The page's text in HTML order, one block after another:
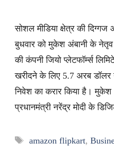
सोशल मीडिया क्षेत्र की
बुधवार को मुकेश अंबानी के
की कंपनी जियो प्लेटफॉर्म्स
खरीदने के लिए 5.7 अरब डॉलर
निवेश का करार किया है।
प्रधानमंत्री नरेंद्र मोदी के
Tags
amazon flipkart,